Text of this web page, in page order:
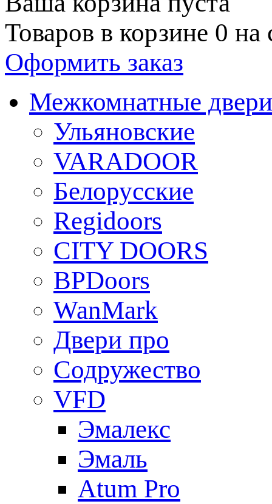
Товаров в корзине 0 на
Оформить заказ
Межкомнатные двери
Ульяновские
VARADOOR
Белорусские
Regidoors
CITY DOORS
BPDoors
WanMark
Двери про
Содружество
VFD
Эмалекс
Эмаль
Atum Pro